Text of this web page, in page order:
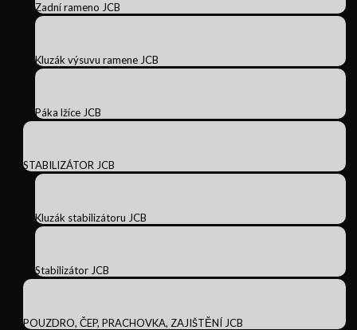
Zadní rameno JCB
Kluzák výsuvu ramene JCB
Páka lžíce JCB
STABILIZÁTOR JCB
Kluzák stabilizátoru JCB
Stabilizátor JCB
POUZDRO, ČEP, PRACHOVKA, ZAJIŠTĚNÍ JCB